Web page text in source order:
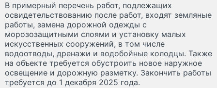
В примерный перечень работ, подлежащих
освидетельствованию после работ, входят земляные
работы, замена дорожной одежды с
морозозащитными слоями и установку малых
искусственных сооружений, в том числе
водоотводы, дренажи и водобойные колодцы. Также
на объекте требуется обустроить новое наружное
освещение и дорожную разметку. Закончить работы
требуется до 1 декабря 2025 года.